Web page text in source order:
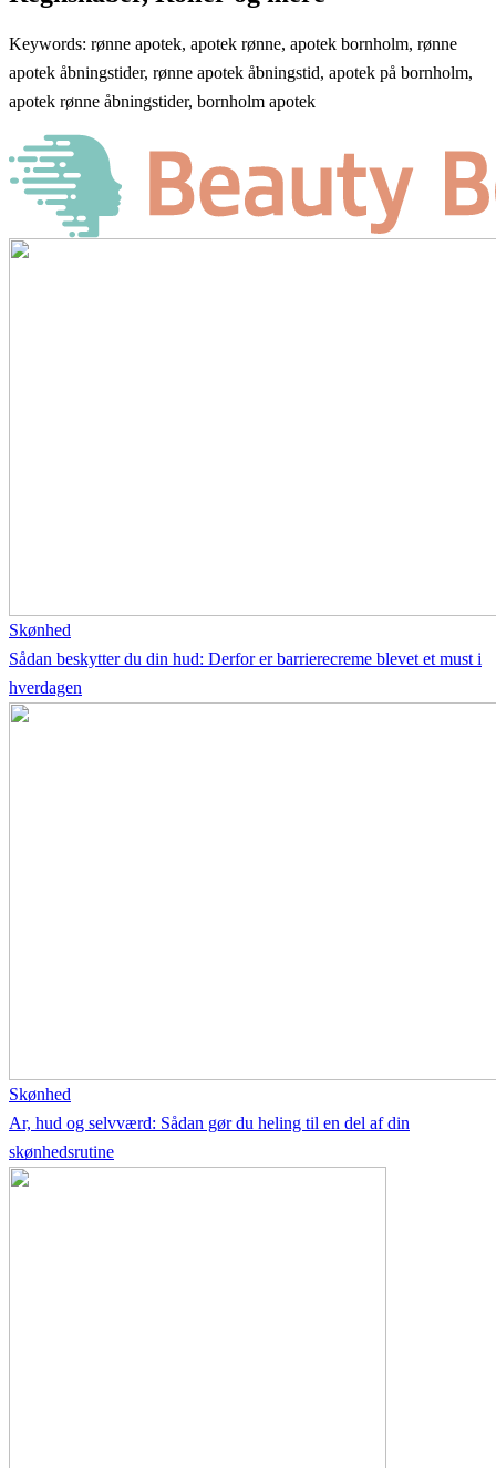
Keywords: rønne apotek, apotek rønne, apotek bornholm, rønne
apotek åbningstider, rønne apotek åbningstid, apotek på bornholm,
apotek rønne åbningstider, bornholm apotek
Skønhed
Sådan beskytter du din hud: Derfor er barrierecreme blevet et must i
hverdagen
Skønhed
Ar, hud og selvværd: Sådan gør du heling til en del af din
skønhedsrutine